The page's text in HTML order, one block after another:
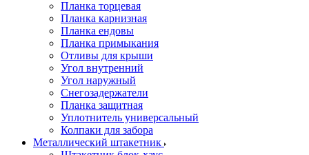
Планка торцевая
Планка карнизная
Планка ендовы
Планка примыкания
Отливы для крыши
Угол внутренний
Угол наружный
Снегозадержатели
Планка защитная
Уплотнитель универсальный
Колпаки для забора
Металлический штакетник